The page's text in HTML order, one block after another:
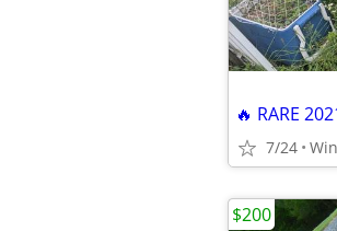
7/24
$200